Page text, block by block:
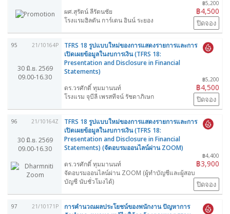
฿5,200
฿4,500
ผศ.สุรัตน์ ลีรัตนชัย
โรงแรมฮิลตัน การ์เดน อินน์ ระยอง
ปิดจอง
95 21/10164P
30 มิ.ย. 2569
09.00-16.30
TFRS 18 รูปแบบใหม่ของการแสดงรายการและการ
เปิดเผยข้อมูลในงบการเงิน (TFRS 18:
Presentation and Disclosure in Financial
Statements)
฿5,200
฿4,500
ดร.วรศักดิ์ ทุมมานนท์
โรงแรม จุบีลี เพรสทีจน์ รัชดาภิเษก
ปิดจอง
96 21/10164Z
30 มิ.ย. 2569
09.00-16.30
TFRS 18 รูปแบบใหม่ของการแสดงรายการและการ
เปิดเผยข้อมูลในงบการเงิน (TFRS 18:
Presentation and Disclosure in Financial
Statements) (จัดอบรมออนไลน์ผ่าน ZOOM)
฿4,400
฿3,900
ดร.วรศักดิ์ ทุมมานนท์
จัดอบรมออนไลน์ผ่าน ZOOM (ผู้ทำบัญชีและผู้สอบ
บัญชี นับชั่วโมงได้)
ปิดจอง
97 21/10171P
การคำนวณผลประโยชน์ของพนักงาน ปัญหาการ